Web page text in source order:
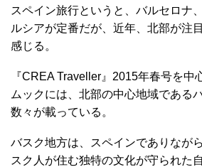
スペイン旅行というと、バルセロナ
ルシアが定番だが、近年、北部が注
感じる。
『CREA Traveller』2015年春号を中
ムックには、北部の中心地域である
数々が載っている。
バスク地方は、スペインでありなが
スク人が住む独特の文化が守られた自